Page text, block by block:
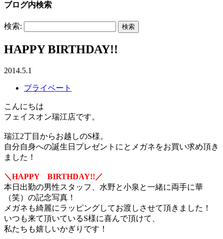
ブログ内検索
検索:
HAPPY BIRTHDAY!!
2014.5.1
プライベート
こんにちは
フェイスオン瑞江店です。
瑞江2丁目からお越しのS様。
自分自身への誕生日プレゼントにとメガネをお買い求め頂き
ました！
＼HAPPY BIRTHDAY!!／
本日出勤の男性スタッフ、水野と小泉と一緒に両手に華
（笑）の記念写真！
メガネも綺麗にラッピングしてお渡しさせて頂きました！
いつも来て頂いているS様に喜んで頂けて、
私たちも嬉しいかぎりです！